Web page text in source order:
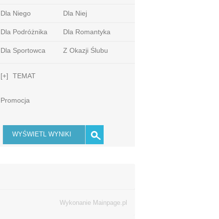
Dla Niego Dla Niej
Dla Podróżnika Dla Romantyka
Dla Sportowca Z Okazji Ślubu
[+] TEMAT
Promocja
Wykonanie Mainpage.pl